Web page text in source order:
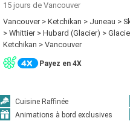
15 jours de Vancouver
Vancouver > Ketchikan > Juneau >
> Whittier > Hubard (Glacier) >
Ketchikan > Vancouver
Payez en 4X
Cuisine Raffinée
Animations à bord exclusives